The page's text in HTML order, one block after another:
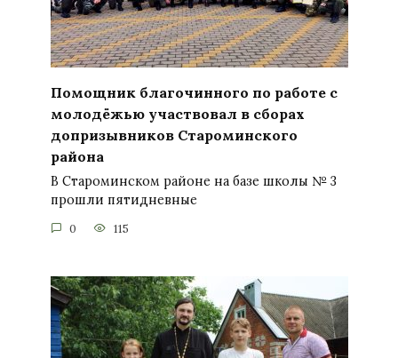
Помощник благочинного по работе с
молодёжью участвовал в сборах
допризывников Староминского
района
В Староминском районе на базе школы № 3
прошли пятидневные
0 115